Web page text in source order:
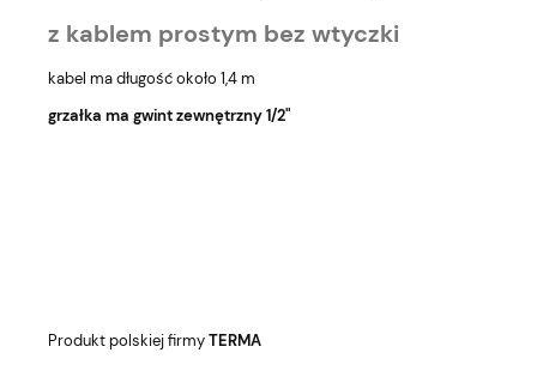
z kablem prostym bez wtyczki
kabel ma długość około 1,4 m
grzałka ma gwint zewnętrzny 1/2"
Produkt polskiej firmyTERMA